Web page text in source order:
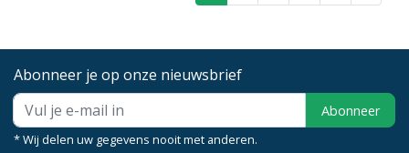
Abonneer je op onze nieuwsbrief
Abonneer
* Wij delen uw gegevens nooit met anderen.